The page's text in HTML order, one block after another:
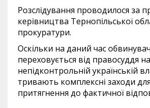
Розслідування проводилося за
керівництва Тернопільської
прокуратури.
Оскільки на даний час
переховується від правосуддя
непідконтрольній українській
тривають комплексні заходи для
притягнення до фактичної